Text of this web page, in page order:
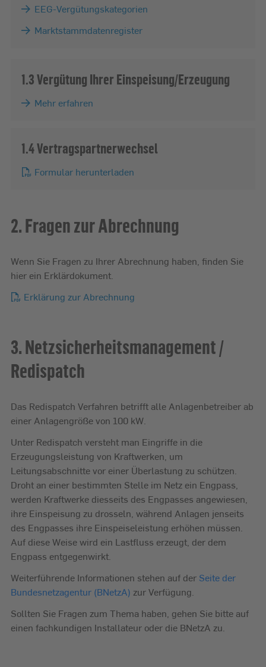
EEG-Vergütungskategorien
Marktstammdatenregister
1.3 Vergütung Ihrer Einspeisung/Erzeugung
Mehr erfahren
1.4 Vertragspartnerwechsel
Formular herunterladen
2. Fragen zur Abrechnung
Wenn Sie Fragen zu Ihrer Abrechnung haben, finden Sie
hier ein Erklärdokument.
Erklärung zur Abrechnung
3. Netzsicherheitsmanagement /
Redispatch
Das Redispatch Verfahren betrifft alle Anlagenbetreiber ab
einer Anlagengröße von 100 kW.
Unter Redispatch versteht man Eingriffe in die
Erzeugungsleistung von Kraftwerken, um
Leitungsabschnitte vor einer Überlastung zu schützen.
Droht an einer bestimmten Stelle im Netz ein Engpass,
werden Kraftwerke diesseits des Engpasses angewiesen,
ihre Einspeisung zu drosseln, während Anlagen jenseits
des Engpasses ihre Einspeiseleistung erhöhen müssen.
Auf diese Weise wird ein Lastfluss erzeugt, der dem
Engpass entgegenwirkt.
Weiterführende Informationen stehen auf der Seite der
Bundesnetzagentur (BNetzA) zur Verfügung.
Sollten Sie Fragen zum Thema haben, gehen Sie bitte auf
einen fachkundigen Installateur oder die BNetzA zu.